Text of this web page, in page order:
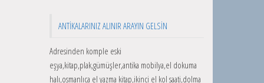
ANTIKALARINIZ ALINIR ARAYIN GELSIN
Adresinden komple eski
eşya,kitap,plak,gümüşler,antika mobilya,el dokuma
halı,osmanlıca el yazma kitap,ikinci el kol saati,dolma